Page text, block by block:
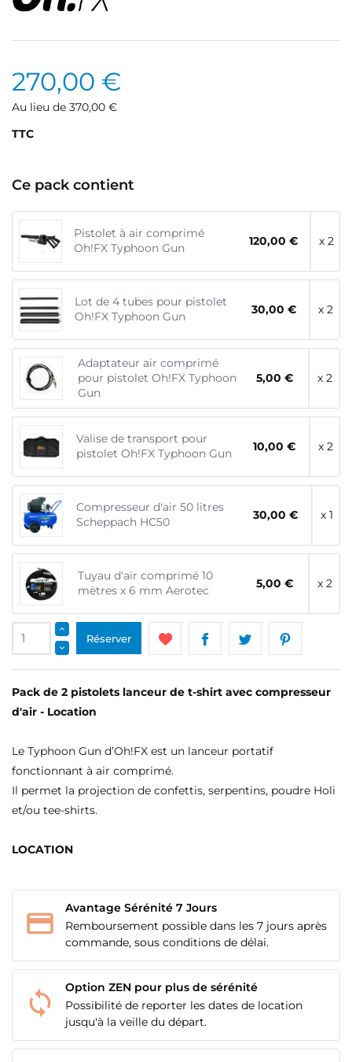
270,00 €
Au lieu de 370,00 €
TTC
Ce pack contient
Pistolet à air comprimé
Oh!FX Typhoon Gun
120,00 € x 2
Lot de 4 tubes pour pistolet
Oh!FX Typhoon Gun
30,00 € x 2
Adaptateur air comprimé
pour pistolet Oh!FX Typhoon
Gun
5,00 € x 2
Valise de transport pour
pistolet Oh!FX Typhoon Gun
10,00 € x 2
Compresseur d'air 50 litres
Scheppach HC50
30,00 € x 1
Tuyau d'air comprimé 10
mètres x 6 mm Aerotec
5,00 € x 2
Réserver
Pack de 2 pistolets lanceur de t-shirt avec compresseur
d'air - Location
Le Typhoon Gun d’Oh!FX est un lanceur portatif
fonctionnant à air comprimé.
Il permet la projection de confettis, serpentins, poudre Holi
et/ou tee-shirts.
LOCATION
Avantage Sérénité 7 Jours
Remboursement possible dans les 7 jours après
commande, sous conditions de délai.
Option ZEN pour plus de sérénité
Possibilité de reporter les dates de location
jusqu'à la veille du départ.